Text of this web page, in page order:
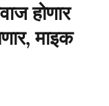
होणार
माइक